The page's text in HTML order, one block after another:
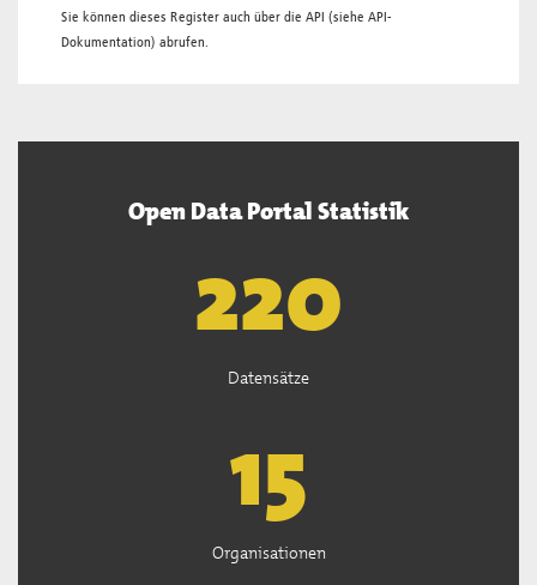
Sie können dieses Register auch über die API (siehe API-
Dokumentation) abrufen.
Open Data Portal Statistik
222
Datensätze
15
Organisationen